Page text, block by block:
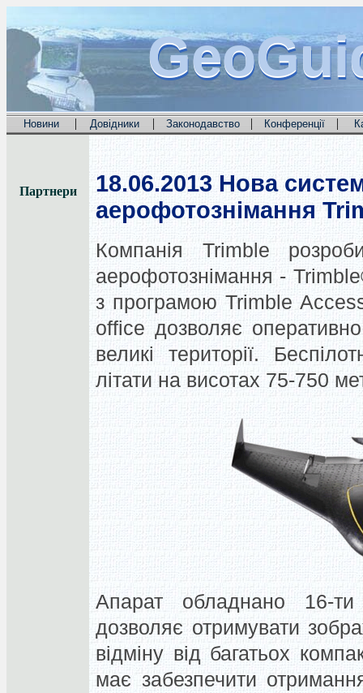
Новини | Довідники | Законодавство | Конференції |
Партнери 18.06.2013 Нова
аерофотознімання
Компанія Trimble
аерофотознімання -
з програмою Trimble
office дозволяє
великі території.
літати на висотах 75-750
Апарат обладнано 16-
дозволяє отримувати
відміну від багатьох
має забезпечити